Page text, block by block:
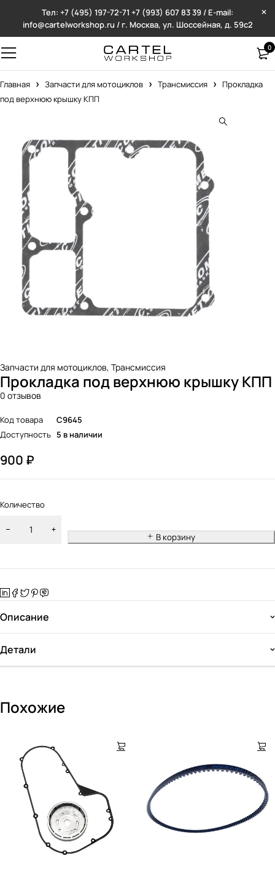
Тел: +7 (495) 197-72-71 +7 (993) 607 83 39 / E-mail:
info@cartelworkshop.ru / г. Москва, ул. Шоссейная, д. 59с2
0
Главная Запчасти для мотоциклов Трансмиссия
Прокладка
под верхнюю крышку КПП
Запчасти для мотоциклов, Трансмиссия
Прокладка под верхнюю крышку КПП
0 отзывов
Код товара
C9645
Доступность 5 в наличии
900 ₽
Количество
В корзину
Описание
Детали
Похожие